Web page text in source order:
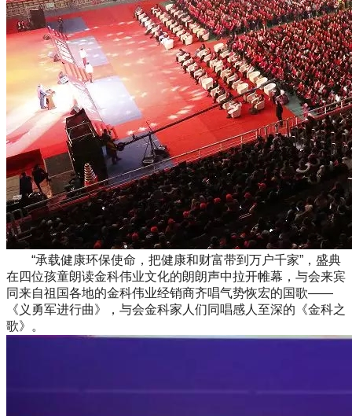
“承载健康环保使命，把健康和财富带到万户千家”，盛典
在四位孩童朗读金科伟业文化的朗朗声中拉开帷幕，与会来宾
同来自祖国各地的金科伟业经销商齐唱气势恢宏的国歌——
《义勇军进行曲》，与会金科家人们同唱感人至深的《金科之
歌》。